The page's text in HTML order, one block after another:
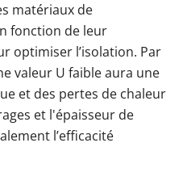
matériaux de
fonction de leur
optimiser l’isolation. Par
valeur U faible aura une
et des pertes de chaleur
et l'épaisseur de
l’efficacité